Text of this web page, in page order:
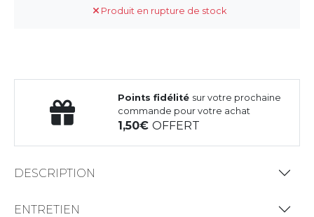
Produit en rupture de stock
Points fidélité sur votre prochaine
commande pour votre achat
1,50OFFERT
DESCRIPTION
ENTRETIEN